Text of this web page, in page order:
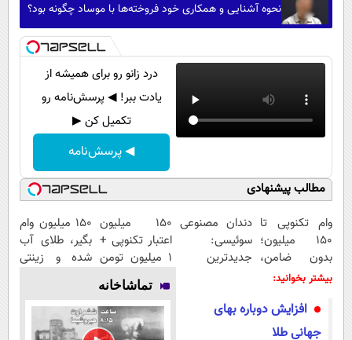
نحوه آشنایی و همکاری خود فروخته‌ها با موساد چگونه بود؟
درد زانو رو برای همیشه از
یادت ببر! ◀ پرسش‌نامه رو
تکمیل کن ▶
◀ پرسش‌نامه
مطالب پیشنهادی
وام تکنوپی تا
۱۵۰ میلیون؛
بدون ضامن،
بدون دردسر
دندان مصنوعی
سوئیسی:
جدیدترین
پرداخت قسطی
150 میلیون
اعتبار تکنوپی +
1 میلیون تومن
هدیه طلا
150 میلیون وام
بگیر، طلای آب
شده و زینتی
بیشتر بخوانید:
افزایش دوباره بهای
جهانی طلا
تماشاخانه